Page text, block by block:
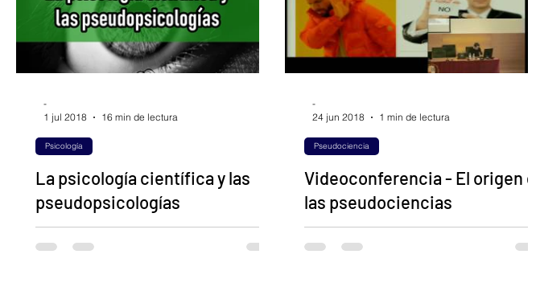
La psicología científica y las
pseudopsicologías
La Psicología científica La Psicología
nace como ciencia en el siglo XIX. Es un
Psicología
-
1 jul 2018
16 min de lectura
Videoconferencia - El origen de
las pseudociencias
¿Cuál es el origen de las
pseudociencias? ¿Por qué creemos en
Pseudociencia
-
24 jun 2018
1 min de lectura